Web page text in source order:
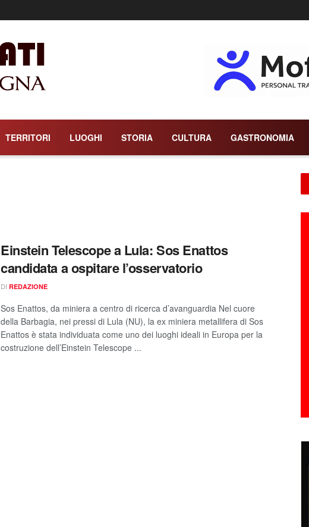
TERRITORI LUOGHI STORIA CULTURA GASTRONOMIA
Einstein Telescope a Lula: Sos Enattos
candidata a ospitare l’osservatorio
DI REDAZIONE
Sos Enattos, da miniera a centro di ricerca d’avanguardia Nel cuore
della Barbagia, nei pressi di Lula (NU), la ex miniera metallifera di Sos
Enattos è stata individuata come uno dei luoghi ideali in Europa per la
costruzione dell’Einstein Telescope ...